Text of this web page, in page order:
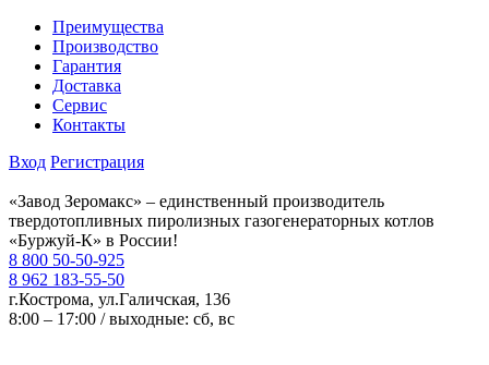
Преимущества
Производство
Гарантия
Доставка
Сервис
Контакты
Вход Регистрация
«Завод Зеромакс» – единственный производитель
твердотопливных пиролизных газогенераторных котлов
«Буржуй-К» в России!
8 800 50-50-925
8 962 183-55-50
г.Кострома, ул.Галичская, 136
8:00 – 17:00 / выходные: сб, вс